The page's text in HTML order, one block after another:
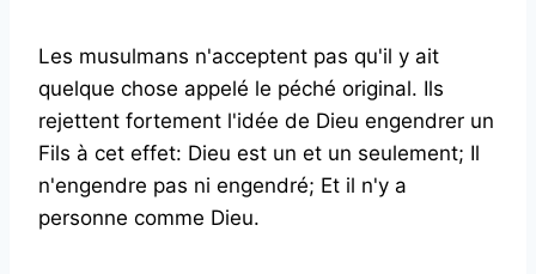
Les musulmans n'acceptent pas qu'il y ait
quelque chose appelé le péché original. Ils
rejettent fortement l'idée de Dieu engendrer un
Fils à cet effet: Dieu est un et un seulement; Il
n'engendre pas ni engendré; Et il n'y a
personne comme Dieu.